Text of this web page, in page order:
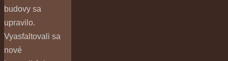
budovy sa
upravilo.
Vyasfaltovali sa
nové